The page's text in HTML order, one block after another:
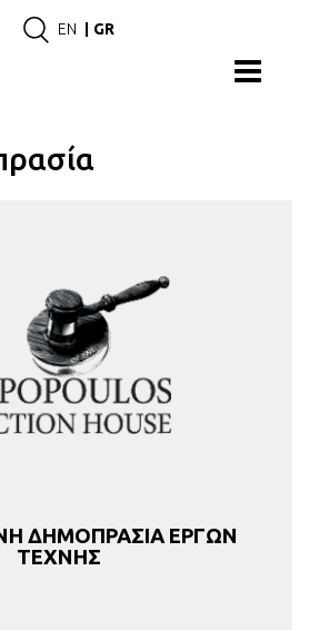
EN GR
ΔΗΜΟΠΡΑΣΙΑ ΕΡΓΩΝ
ΤΕΧΝΗΣ